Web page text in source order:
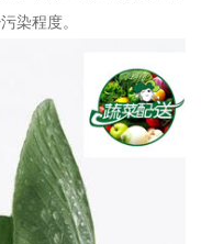
染程度。